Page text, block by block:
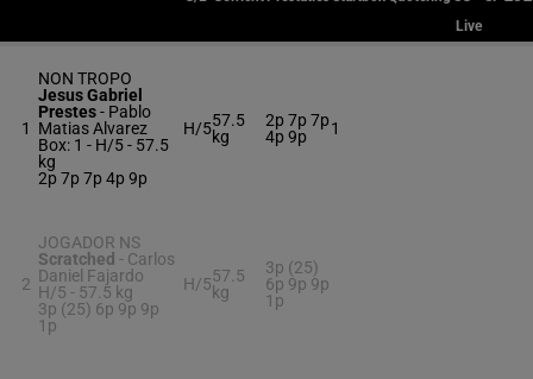
Live
1
NON TROPO
Jesus Gabriel
Prestes- Pablo
Matias Alvarez
Box: 1 - H/5 - 57.5
kg
2p 7p 7p 4p 9p
H/557.5
kg
2p 7p 7p
4p 9p
1
2
JOGADOR NS
Scratched - Carlos
Daniel Fajardo
H/5 - 57.5 kg
3p (25) 6p 9p 9p
1p
H/557.5
kg
3p (25)
6p 9p 9p
1p